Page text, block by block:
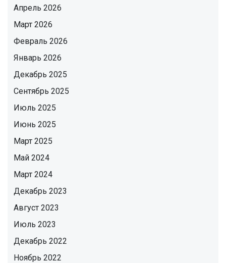
Апрель 2026
Март 2026
Февраль 2026
Январь 2026
Декабрь 2025
Сентябрь 2025
Июль 2025
Июнь 2025
Март 2025
Май 2024
Март 2024
Декабрь 2023
Август 2023
Июль 2023
Декабрь 2022
Ноябрь 2022